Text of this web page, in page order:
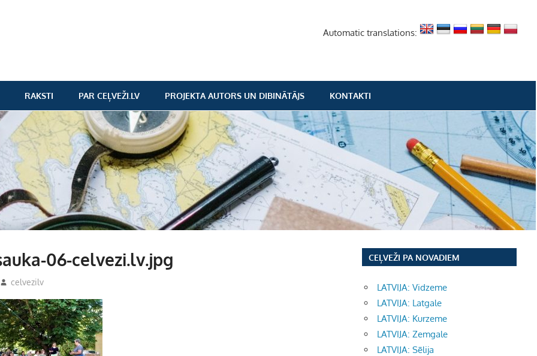
Automatic translations:
RAKSTI PAR CEĻVEŽI.LV PROJEKTA AUTORS UN DIBINĀTĀJS KONTAKTI
06-celvezi.lv.jpg
celvezilv
CEĻVEŽI PA NOVADIEM
LATVIJA: Vidzeme
LATVIJA: Latgale
LATVIJA: Kurzeme
LATVIJA: Zemgale
LATVIJA: Sēlija